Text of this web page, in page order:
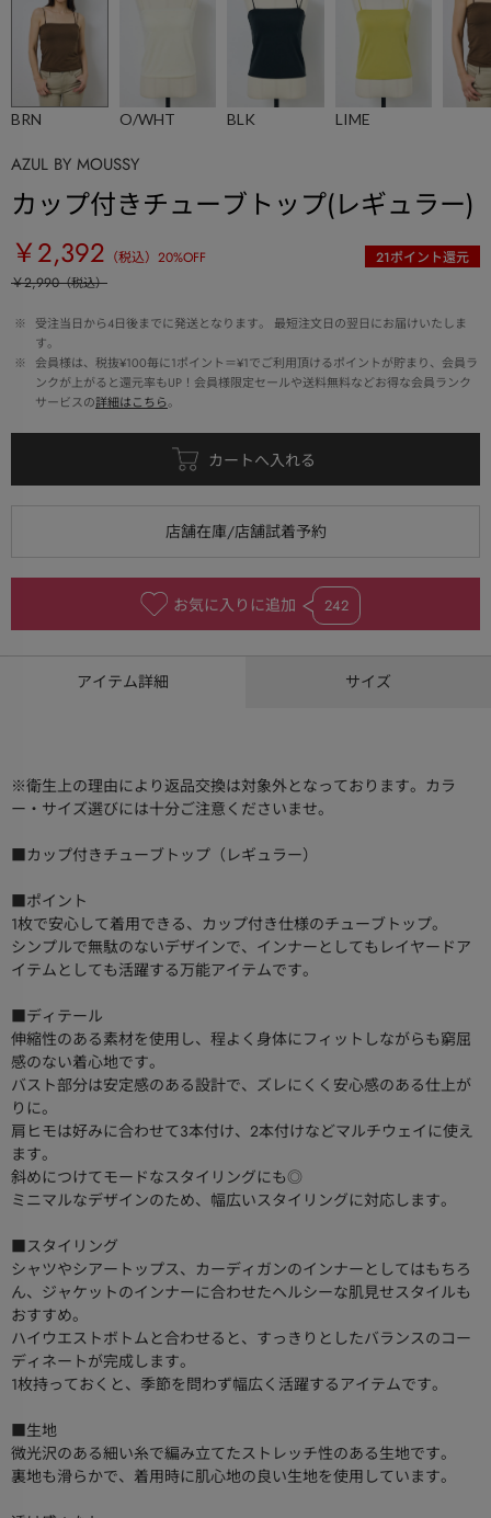
BRN O/WHT BLK LIME
AZUL BY MOUSSY
カップ付きチューブトップ(レギュラー)
￥2,392 （税込） 20%OFF 21ポイント還元
￥2,990（税込）
※
受注当日から4日後までに発送となります。 最短注文日の翌日にお届けいたしま
す。
※
会員様は、税抜¥100毎に1ポイント＝¥1でご利用頂けるポイントが貯まり、会員ラ
ンクが上がると還元率もUP！会員様限定セールや送料無料などお得な会員ランク
サービスの詳細はこちら。
お気に入りに追加 242
アイテム詳細 サイズ
※衛生上の理由により返品交換は対象外となっております。カラ
ー・サイズ選びには十分ご注意くださいませ。
■カップ付きチューブトップ（レギュラー）
■ポイント
1枚で安心して着用できる、カップ付き仕様のチューブトップ。
シンプルで無駄のないデザインで、インナーとしてもレイヤードア
イテムとしても活躍する万能アイテムです。
■ディテール
伸縮性のある素材を使用し、程よく身体にフィットしながらも窮屈
感のない着心地です。
バスト部分は安定感のある設計で、ズレにくく安心感のある仕上が
りに。
肩ヒモは好みに合わせて3本付け、2本付けなどマルチウェイに使え
ます。
斜めにつけてモードなスタイリングにも◎
ミニマルなデザインのため、幅広いスタイリングに対応します。
■スタイリング
シャツやシアートップス、カーディガンのインナーとしてはもちろ
ん、ジャケットのインナーに合わせたヘルシーな肌見せスタイルも
おすすめ。
ハイウエストボトムと合わせると、すっきりとしたバランスのコー
ディネートが完成します。
1枚持っておくと、季節を問わず幅広く活躍するアイテムです。
■生地
微光沢のある細い糸で編み立てたストレッチ性のある生地です。
裏地も滑らかで、着用時に肌心地の良い生地を使用しています。